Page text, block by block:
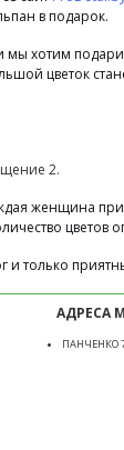
в подарок.
хотим
цветок
2.
женщина при
цветов
и только
АДРЕСА
ПАНЧЕНКО